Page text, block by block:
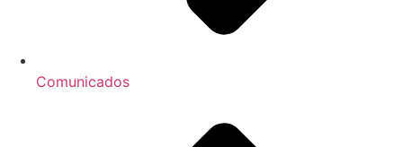
Comunicados